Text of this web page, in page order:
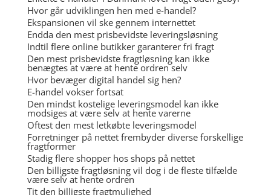
Hvor går udviklingen hen med e-handel?
Ekspansionen vil ske gennem internettet
Endda den mest prisbevidste leveringsløsning
Indtil flere online butikker garanterer fri fragt
Den mest prisbevidste fragtløsning kan ikke
benægtes at være at hente ordren selv
Hvor bevæger digital handel sig hen?
E-handel vokser fortsat
Den mindst kostelige leveringsmodel kan ikke
modsiges at være selv at hente varerne
Oftest den mest letkøbte leveringsmodel
Forretninger på nettet frembyder diverse forskellige
fragtformer
Stadig flere shopper hos shops på nettet
Den billigste fragtløsning vil dog i de fleste tilfælde
være selv at hente ordren
Tit den billigste fragtmulighed